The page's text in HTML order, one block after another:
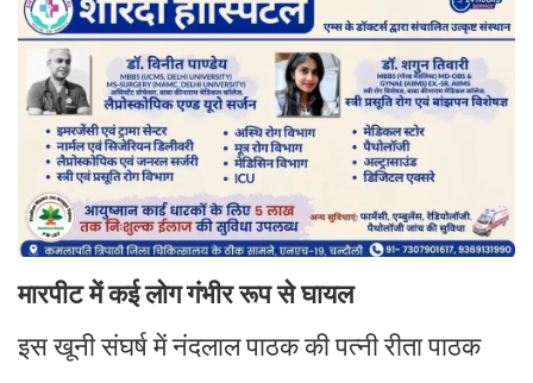
मारपीट में कई लोग गंभीर रूप से घायल
इस खूनी संघर्ष में नंदलाल पाठक की पत्नी रीता पाठक